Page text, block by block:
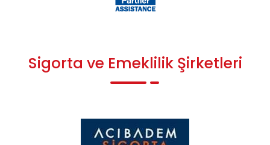
Sigorta ve Emeklilik Şirketleri